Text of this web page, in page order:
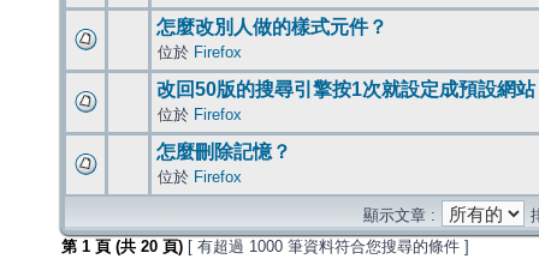
怎麼改別人做的樣式元件？
位於 Firefox
改回50版的搜尋引擎按1次就設定成預設網站
位於 Firefox
怎麼刪除記憶？
位於 Firefox
顯示文章 :
第 1 頁 (共 20 頁) [ 有超過 1000 筆資料符合您搜尋的條件 ]